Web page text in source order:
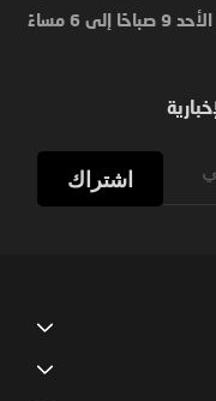
اشتراك